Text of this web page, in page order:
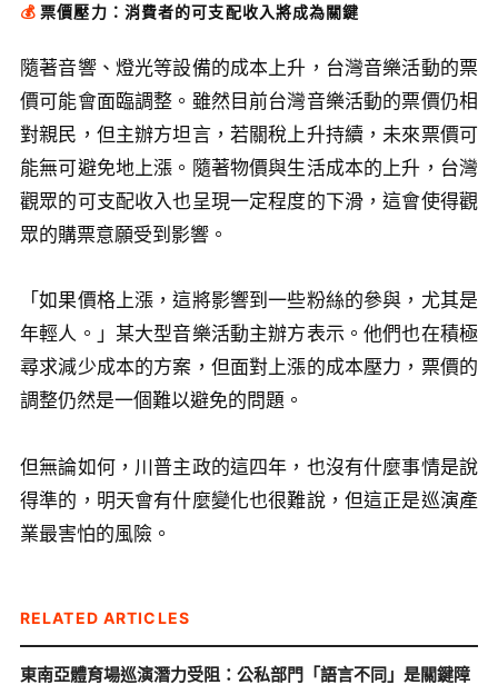
💰票價壓力：消費者的可支配收入將成為關鍵
隨著音響、燈光等設備的成本上升，台灣音樂活動的票
價可能會面臨調整。雖然目前台灣音樂活動的票價仍相
對親民，但主辦方坦言，若關稅上升持續，未來票價可
能無可避免地上漲。隨著物價與生活成本的上升，台灣
觀眾的可支配收入也呈現一定程度的下滑，這會使得觀
眾的購票意願受到影響。
「如果價格上漲，這將影響到一些粉絲的參與，尤其是
年輕人。」某大型音樂活動主辦方表示。他們也在積極
尋求減少成本的方案，但面對上漲的成本壓力，票價的
調整仍然是一個難以避免的問題。
但無論如何，川普主政的這四年，也沒有什麼事情是說
得準的，明天會有什麼變化也很難說，但這正是巡演產
業最害怕的風險。
RELATED ARTICLES
東南亞體育場巡演潛力受阻：公私部門「語言不同」是關鍵障